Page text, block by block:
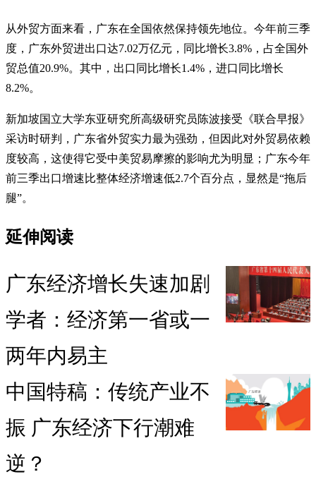
从外贸方面来看，广东在全国依然保持领先地位。今年前三季
度，广东外贸进出口达7.02万亿元，同比增长3.8%，占全国外
贸总值20.9%。其中，出口同比增长1.4%，进口同比增长
8.2%。
新加坡国立大学东亚研究所高级研究员陈波接受《联合早报》
采访时研判，广东省外贸实力最为强劲，但因此对外贸易依赖
度较高，这使得它受中美贸易摩擦的影响尤为明显；广东今年
前三季出口增速比整体经济增速低2.7个百分点，显然是“拖后
腿”。
延伸阅读
广东经济增长失速加剧
学者：经济第一省或一
两年内易主
中国特稿：传统产业不
振 广东经济下行潮难
逆？